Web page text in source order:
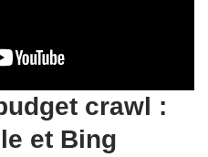
crawl :
et Bing